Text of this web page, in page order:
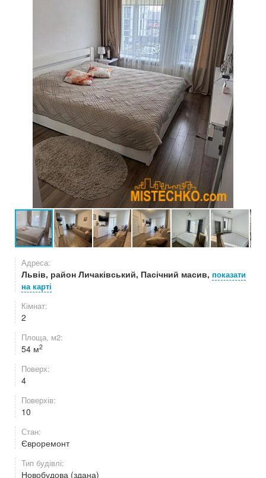
Адреса:
Львів, район Личаківський, Пасічний масив, показати
на карті
Кімнат:
2
Площа, м2:
54 м2
Поверх:
4
Поверхів:
10
Стан:
Євроремонт
Тип будівлі:
Новобудова (здана)